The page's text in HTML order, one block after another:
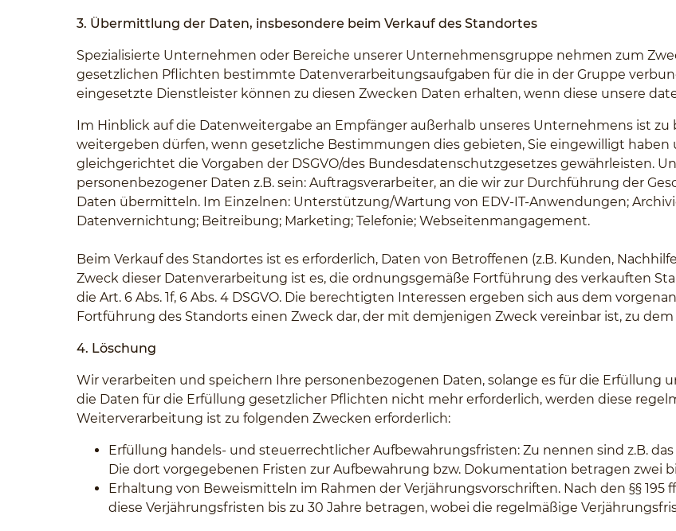
3. Übermittlung der Daten, insbesondere beim Verkauf des Standortes
Spezialisierte Unternehmen oder Bereiche unserer Unternehmensgruppe nehmen zum
gesetzlichen Pflichten bestimmte Datenverarbeitungsaufgaben für die in der Gruppe
eingesetzte Dienstleister können zu diesen Zwecken Daten erhalten, wenn diese unsere
Im Hinblick auf die Datenweitergabe an Empfänger außerhalb unseres Unternehmens ist
weitergeben dürfen, wenn gesetzliche Bestimmungen dies gebieten, Sie eingewilligt
gleichgerichtet die Vorgaben der DSGVO/des Bundesdatenschutzgesetzes gewährleisten.
personenbezogener Daten z.B. sein: Auftragsverarbeiter, an die wir zur Durchführung der
Daten übermitteln. Im Einzelnen: Unterstützung/Wartung von EDV-IT-Anwendungen;
Datenvernichtung; Beitreibung; Marketing; Telefonie; Webseitenmangagement.
Beim Verkauf des Standortes ist es erforderlich, Daten von Betroffenen (z.B. Kunden,
Zweck dieser Datenverarbeitung ist es, die ordnungsgemäße Fortführung des verkauften
die Art. 6 Abs. 1f, 6 Abs. 4 DSGVO. Die berechtigten Interessen ergeben sich aus dem
Fortführung des Standorts einen Zweck dar, der mit demjenigen Zweck vereinbar ist, zu
4. Löschung
Wir verarbeiten und speichern Ihre personenbezogenen Daten, solange es für die Erfüllung
die Daten für die Erfüllung gesetzlicher Pflichten nicht mehr erforderlich, werden diese
Weiterverarbeitung ist zu folgenden Zwecken erforderlich:
Erfüllung handels- und steuerrechtlicher Aufbewahrungsfristen: Zu nennen sind z.B.
Die dort vorgegebenen Fristen zur Aufbewahrung bzw. Dokumentation betragen zwei
Erhaltung von Beweismitteln im Rahmen der Verjährungsvorschriften. Nach den §§ 195
diese Verjährungsfristen bis zu 30 Jahre betragen, wobei die regelmäßige